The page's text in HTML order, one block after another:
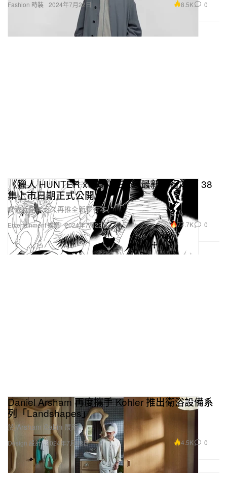
Fashion 時裝 2024年7月22日 8.5K 0
Entertainment 娛樂
《獵人 HUNTER x HUNTER》最新單行本第 38
集上市日期正式公開
睽違近兩年之久再推全新單行本。
2024年7月22日 77.7K 0
Design 設計
Daniel Arsham 再度攜手 Kohler 推出衛浴設備系
列「Landshapes」
於 Arsham Cabin 展示。
2024年7月22日 4.5K 0